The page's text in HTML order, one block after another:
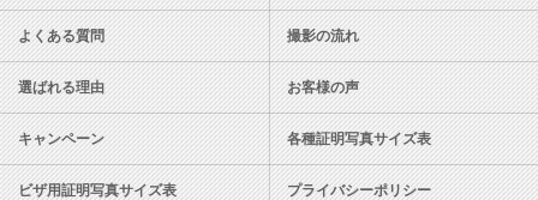
よくある質問 撮影の流れ
選ばれる理由 お客様の声
キャンペーン 各種証明写真サイズ表
ビザ用証明写真サイズ表 プライバシーポリシー